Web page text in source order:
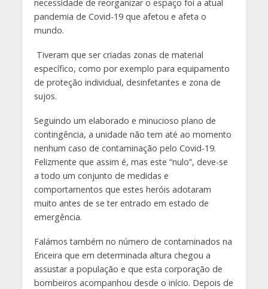
necessidade de reorganizar o espaço foi a atual
pandemia de Covid-19 que afetou e afeta o
mundo.
Tiveram que ser criadas zonas de material
específico, como por exemplo para equipamento
de proteção individual, desinfetantes e zona de
sujos.
Seguindo um elaborado e minucioso plano de
contingência, a unidade não tem até ao momento
nenhum caso de contaminação pelo Covid-19.
Felizmente que assim é, mas este “nulo”, deve-se
a todo um conjunto de medidas e
comportamentos que estes heróis adotaram
muito antes de se ter entrado em estado de
emergência.
Falámos também no número de contaminados na
Ericeira que em determinada altura chegou a
assustar a população e que esta corporação de
bombeiros acompanhou desde o início. Depois de